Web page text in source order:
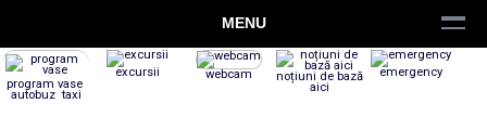
MENU
program vase
autobuz taxi
excursii webcam noțiuni de bază
aici
emergency